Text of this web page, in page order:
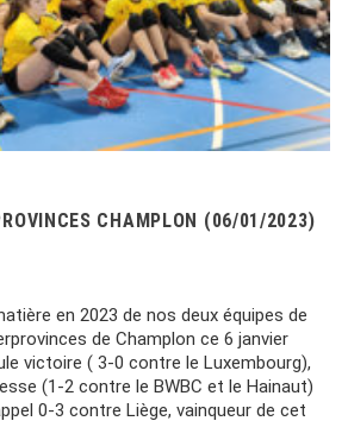
CHAMPLON (06/01/2023)
en 2023 de nos deux équipes de
de Champlon ce 6 janvier
victoire ( 3-0 contre le Luxembourg),
(1-2 contre le BWBC et le Hainaut)
0-3 contre Liège, vainqueur de cet